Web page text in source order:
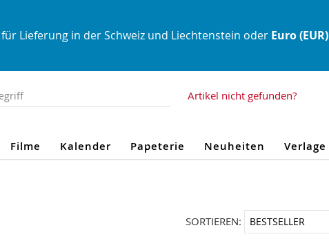
für Lieferung in der Schweiz und Liechtenstein oder Euro (EUR)
Artikel nicht gefunden?
Filme Kalender Papeterie Neuheiten Verlage
SORTIEREN: